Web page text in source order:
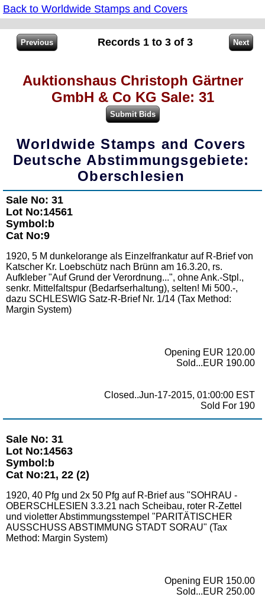
Back to Worldwide Stamps and Covers
Records 1 to 3 of 3
Auktionshaus Christoph Gärtner
GmbH & Co KG Sale: 31
Worldwide Stamps and Covers
Deutsche Abstimmungsgebiete:
Oberschlesien
Sale No: 31
Lot No:14561
Symbol:b
Cat No:9
1920, 5 M dunkelorange als Einzelfrankatur auf R-Brief von
Katscher Kr. Loebschütz nach Brünn am 16.3.20, rs.
Aufkleber "Auf Grund der Verordnung...", ohne Ank.-Stpl.,
senkr. Mittelfaltspur (Bedarfserhaltung), selten! Mi 500.-,
dazu SCHLESWIG Satz-R-Brief Nr. 1/14 (Tax Method:
Margin System)
Opening EUR 120.00
Sold...EUR 190.00
Closed..Jun-17-2015, 01:00:00 EST
Sold For 190
Sale No: 31
Lot No:14563
Symbol:b
Cat No:21, 22 (2)
1920, 40 Pfg und 2x 50 Pfg auf R-Brief aus "SOHRAU -
OBERSCHLESIEN 3.3.21 nach Scheibau, roter R-Zettel
und violetter Abstimmungsstempel "PARITÄTISCHER
AUSSCHUSS ABSTIMMUNG STADT SORAU" (Tax
Method: Margin System)
Opening EUR 150.00
Sold...EUR 250.00